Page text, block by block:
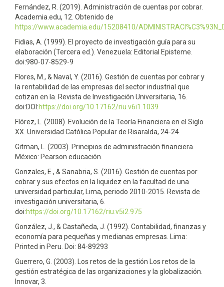
Fernández, R. (2019). Administración de cuentas por cobrar.
Academia.edu, 12. Obtenido de
https://www.academia.edu/15208410/
Fidias, A. (1999). El proyecto de investigación guía para su
elaboración (Tercera ed.). Venezuela: Editorial Episteme.
doi:980-07-8529-9
Flores, M., & Naval, Y. (2016). Gestión de cuentas por cobrar y
la rentabilidad de las empresas del sector industrial que
cotizan en la. Revista de Investigación Universitaria, 16.
doi:DOI:https://doi.org/10.17162/riu.v6i1.1039
Flórez, L. (2008). Evolución de la Teoría Financiera en el Siglo
XX. Universidad Católica Popular de Risaralda, 24-24.
Gitman, L. (2003). Principios de administración financiera.
México: Pearson educación.
Gonzales, E., & Sanabria, S. (2016). Gestión de cuentas por
cobrar y sus efectos en la liquidez en la facultad de una
universidad particular, Lima, periodo 2010-2015. Revista de
investigación universitaria, 6.
doi:https://doi.org/10.17162/riu.v5i2.975
González, J., & Castañeda, J. (1992). Contabilidad, finanzas y
economía para pequeñas y medianas empresas. Lima:
Printed in Peru. Doi: 84-89293
Guerrero, G. (2003). Los retos de la gestión Los retos de la
gestión estratégica de las organizaciones y la globalización.
Innovar, 3.